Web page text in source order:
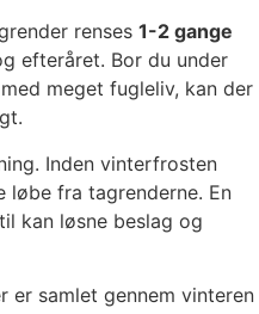
renses 1-2 gange
efteråret. Bor du under
meget fugleliv, kan der
Inden vinterfrosten
fra tagrenderne. En
kan løsne beslag og
er samlet gennem vinteren